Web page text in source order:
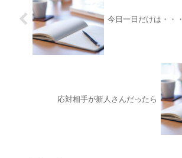
今日一日だけは・・・
応対相手が新人さんだったら